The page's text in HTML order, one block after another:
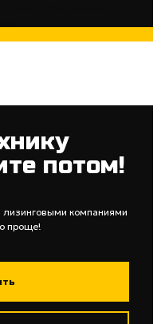
эргономичны,
потом!
компаниями
проще!